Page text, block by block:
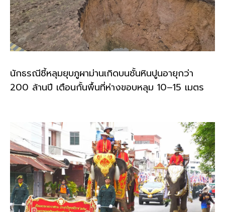
นักธรณีชี้หลุมยุบภูผาม่านเกิดบนชั้นหินปูนอายุกว่า
200 ล้านปี เตือนกั้นพื้นที่ห่างขอบหลุม 10–15 เมตร